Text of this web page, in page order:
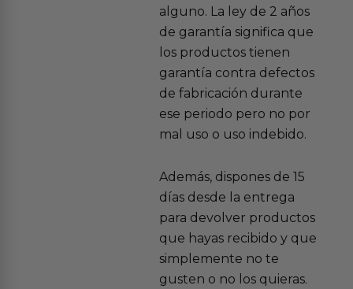
alguno. La ley de 2 años
de garantía significa que
los productos tienen
garantía contra defectos
de fabricación durante
ese periodo pero no por
mal uso o uso indebido.
Además, dispones de 15
días desde la entrega
para devolver productos
que hayas recibido y que
simplemente no te
gusten o no los quieras.